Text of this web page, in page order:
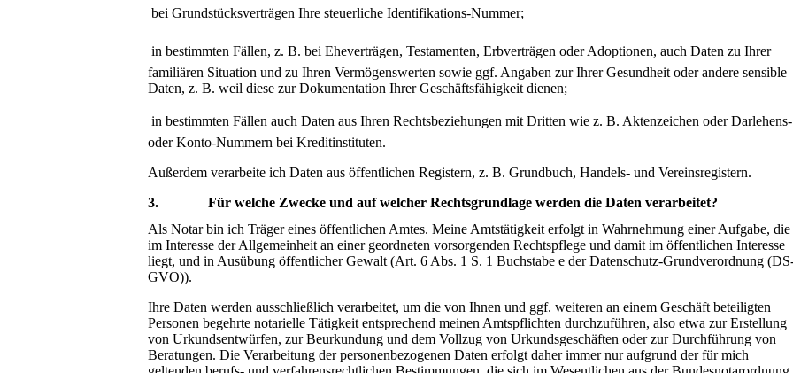
bei Grundstücksverträgen Ihre steuerliche Identifikations-Nummer;
in bestimmten Fällen, z. B. bei Eheverträgen, Testamenten, Erbverträgen oder Adoptionen, auch Daten zu Ihrer
familiären Situation und zu Ihren Vermögenswerten sowie ggf. Angaben zur Ihrer Gesundheit oder andere sensible
Daten, z. B. weil diese zur Dokumentation Ihrer Geschäftsfähigkeit dienen;
in bestimmten Fällen auch Daten aus Ihren Rechtsbeziehungen mit Dritten wie z. B. Aktenzeichen oder Darlehens-
oder Konto-Nummern bei Kreditinstituten.
Außerdem verarbeite ich Daten aus öffentlichen Registern, z. B. Grundbuch, Handels- und Vereinsregistern.
3. Für welche Zwecke und auf welcher Rechtsgrundlage werden die Daten verarbeitet?
Als Notar bin ich Träger eines öffentlichen Amtes. Meine Amtstätigkeit erfolgt in Wahrnehmung einer Aufgabe, die
im Interesse der Allgemeinheit an einer geordneten vorsorgenden Rechtspflege und damit im öffentlichen Interesse
liegt, und in Ausübung öffentlicher Gewalt (Art. 6 Abs. 1 S. 1 Buchstabe e der Datenschutz-Grundverordnung
GVO)).
Ihre Daten werden ausschließlich verarbeitet, um die von Ihnen und ggf. weiteren an einem Geschäft beteiligten
Personen begehrte notarielle Tätigkeit entsprechend meinen Amtspflichten durchzuführen, also etwa zur Erstellung
von Urkundsentwürfen, zur Beurkundung und dem Vollzug von Urkundsgeschäften oder zur Durchführung von
Beratungen. Die Verarbeitung der personenbezogenen Daten erfolgt daher immer nur aufgrund der für mich